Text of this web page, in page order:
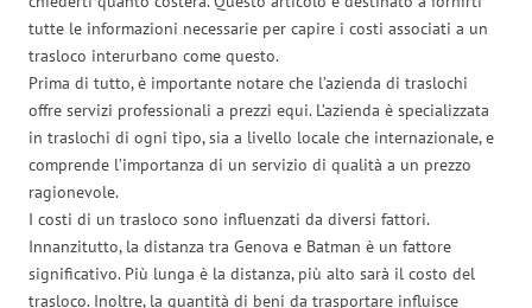
tutte le informazioni necessarie per capire i costi associati a un
trasloco interurbano come questo.
Prima di tutto, è importante notare che l’azienda di traslochi
offre servizi professionali a prezzi equi. L’azienda è specializzata
in traslochi di ogni tipo, sia a livello locale che internazionale, e
comprende l’importanza di un servizio di qualità a un prezzo
ragionevole.
I costi di un trasloco sono influenzati da diversi fattori.
Innanzitutto, la distanza tra Genova e Batman è un fattore
significativo. Più lunga è la distanza, più alto sarà il costo del
trasloco. Inoltre, la quantità di beni da trasportare influisce